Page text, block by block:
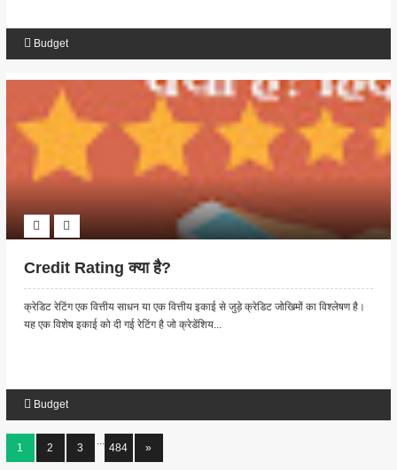
Budget
Credit Rating क्या है?
क्रेडिट रेटिंग एक वित्तीय साधन या एक वित्तीय इकाई से जुड़े क्रेडिट जोखिमों का विश्लेषण है।
यह एक विशेष इकाई को दी गई रेटिंग है जो क्रेडेंशिय...
Budget
1 2 3
...
484 »